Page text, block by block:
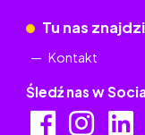
Tu nas
Kontakt
Śledź nas w